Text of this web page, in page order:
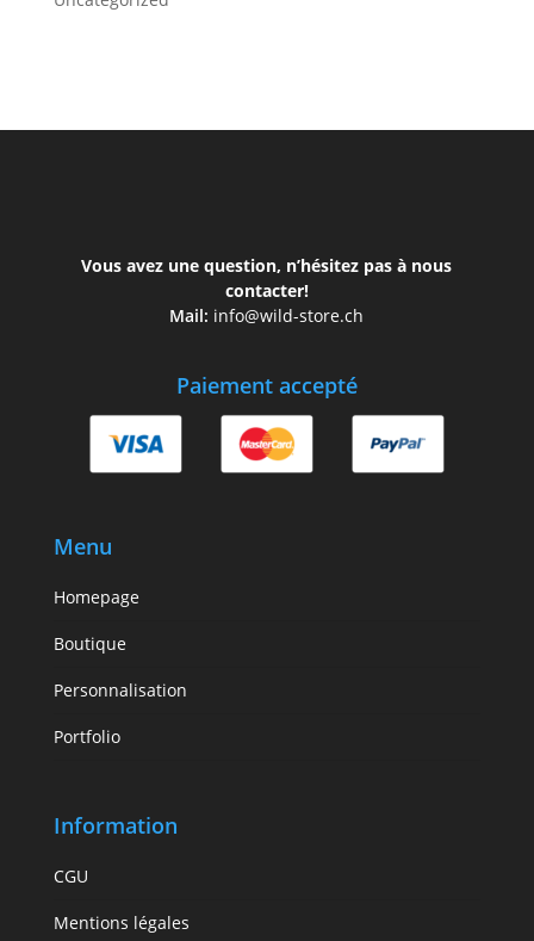
Vous avez une question, n’hésitez pas à nous
contacter!
Mail: info@wild-store.ch
Paiement accepté
Menu
Homepage
Boutique
Personnalisation
Portfolio
Information
CGU
Mentions légales